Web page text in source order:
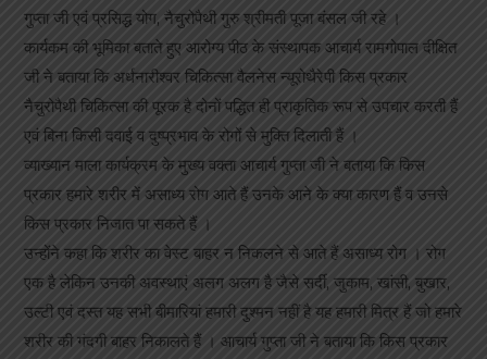
गुप्ता जी एवं प्रसिद्ध योग, नैचुरोपैथी गुरु श्रीमती पूजा बंसल जी रहे ।
कार्यकम की भूमिका बताते हुए आरोग्य पीठ के संस्थापक आचार्य रामगोपाल दीक्षित
जी ने बताया कि अर्धनारीश्वर चिकित्सा वैलनेस न्यूरोथैरेपी किस प्रकार
नैचुरोपैथी चिकित्सा की पूरक है दोनों पद्धित ही प्राकृतिक रूप से उपचार करती हैं
एवं बिना किसी दवाई व दुष्प्रभाव के रोगों से मुक्ति दिलाती हैं ।
व्याख्यान माला कार्यक्रम के मुख्य वक्ता आचार्य गुप्ता जी ने बताया कि किस
प्रकार हमारे शरीर में असाध्य रोग आते हैं उनके आने के क्या कारण हैं व उनसे
किस प्रकार निजात पा सकते हैं ।
उन्होंने कहा कि शरीर का वेस्ट बाहर न निकलने से आते हैं असाध्य रोग । रोग
एक है लेकिन उनकी अवस्थाएं अलग अलग है जैसे सर्दी, जुकाम, खांसी, बुखार,
उल्टी एवं दस्त यह सभी बीमारियां हमारी दुश्मन नहीं है यह हमारी मित्र हैं जो हमारे
शरीर की गंदगी बाहर निकालते हैं । आचार्य गुप्ता जी ने बताया कि किस प्रकार